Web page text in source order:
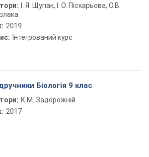
І. Я. Щупак, І. О. Піскарьова, О.В.
2019
Інтегрований курс
Біологія 9 клас
К.М. Задорожній
2017